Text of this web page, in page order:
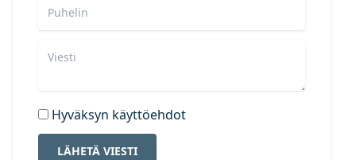
Hyväksyn käyttöehdot
LÄHETÄ VIESTI